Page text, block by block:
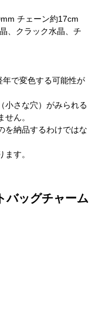
チェーン約17cm
、クラック水晶、チ
で変色する可能性が
小さな穴）がみられる
ん。
を納品するわけではな
す。
バッグチャーム